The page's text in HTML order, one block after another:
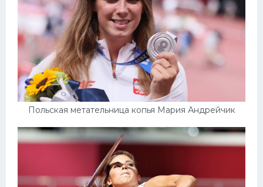
Польская метательница копья Мария Андрейчик